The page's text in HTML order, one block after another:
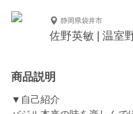
静岡県袋井市
佐野英敏 | 温室
商品説明
▼自己紹介